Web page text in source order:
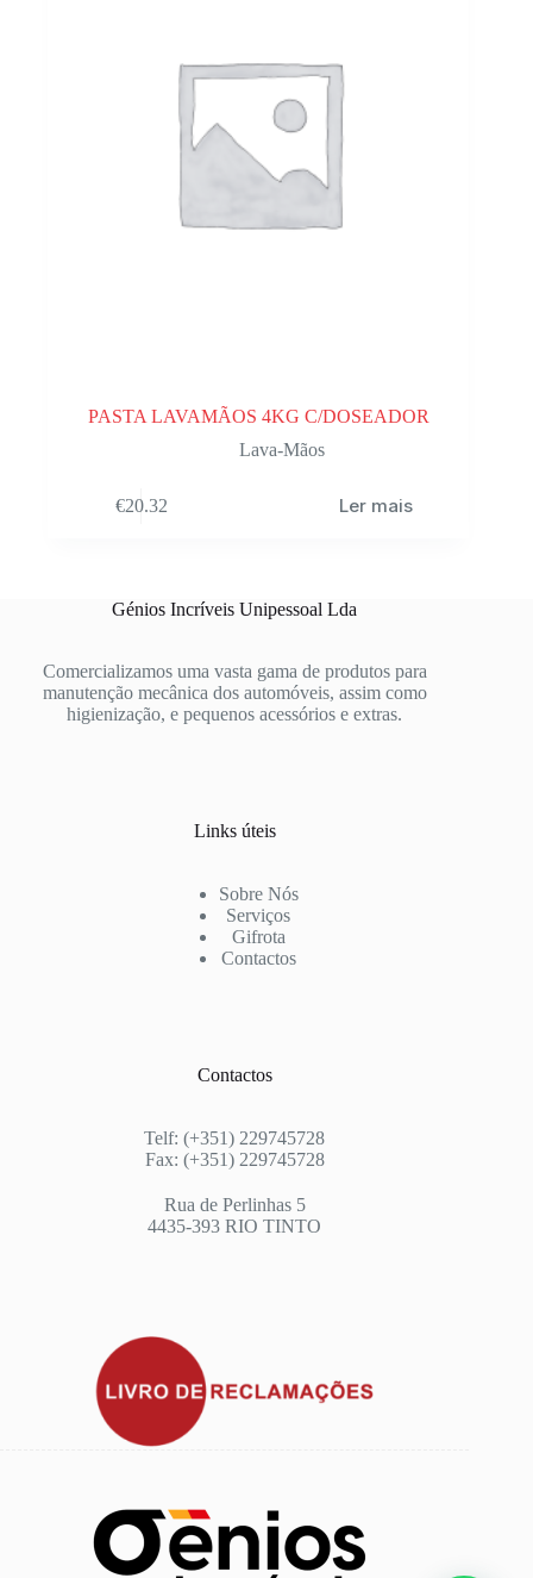
PASTA LAVAMÃOS 4KG C/DOSEADOR
Lava-Mãos
€20.32 Ler mais
Génios Incríveis Unipessoal Lda
Comercializamos uma vasta gama de produtos para
manutenção mecânica dos automóveis, assim como
higienização, e pequenos acessórios e extras.
Links úteis
Sobre Nós
Serviços
Gifrota
Contactos
Contactos
Telf: (+351) 229745728
Fax: (+351) 229745728
Rua de Perlinhas 5
4435-393 RIO TINTO